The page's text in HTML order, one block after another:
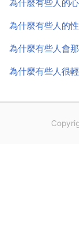
為什麼有些人的
為什麼有些人會
為什麼有些人很